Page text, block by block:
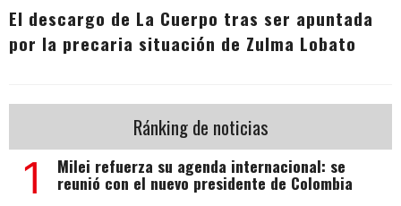
El descargo de La Cuerpo tras ser apuntada
por la precaria situación de Zulma Lobato
Ránking de noticias
1 Milei refuerza su agenda internacional: se
reunió con el nuevo presidente de Colombia